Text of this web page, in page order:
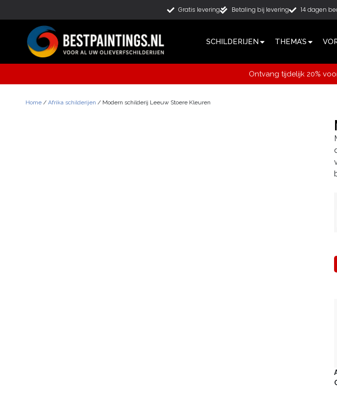
Gratis levering Betaling bij levering 14 dagen
SCHILDERIJEN THEMA’S
Ontvang tijdelijk 20%
Home / Afrika schilderijen / Modern schilderij Leeuw Stoere Kleuren